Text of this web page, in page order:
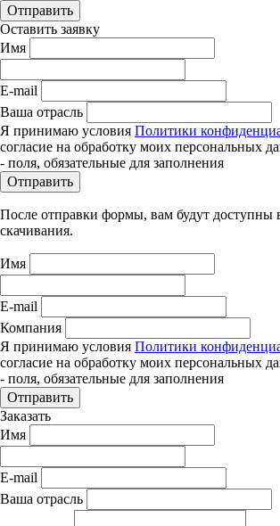
Отправить
Оставить заявку
Имя
E-mail
Ваша отрасль
Я принимаю условия Политики
согласие на обработку моих персональных
- поля, обязательные для заполнения
Отправить
После отправки формы, вам будут доступны
скачивания.
Имя
E-mail
Компания
Я принимаю условия Политики
согласие на обработку моих персональных
- поля, обязательные для заполнения
Отправить
Заказать
Имя
E-mail
Ваша отрасль